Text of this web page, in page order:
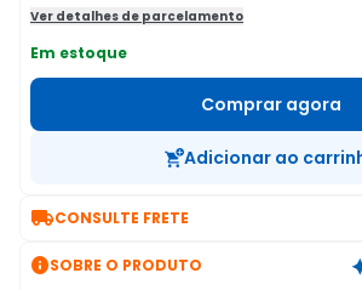
Ver detalhes de parcelamento
Em estoque
Comprar agora
Adicionar ao
CONSULTE FRETE
SOBRE O PRODUTO